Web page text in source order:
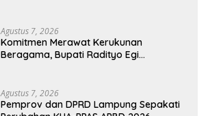
Agustus 7, 2026
Komitmen Merawat Kerukunan
Beragama, Bupati Radityo Egi
Agustus 7, 2026
Pemprov dan DPRD Lampung Sepakati